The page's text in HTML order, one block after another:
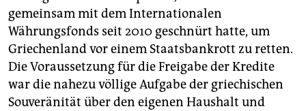
gemeinsam mit dem Internationalen
Währungsfonds seit 2010 geschnürt hatte, um
Griechenland vor einem Staatsbankrott zu retten.
Die Voraussetzung für die Freigabe der Kredite
war die nahezu völlige Aufgabe der griechischen
Souveränität über den eigenen Haushalt und